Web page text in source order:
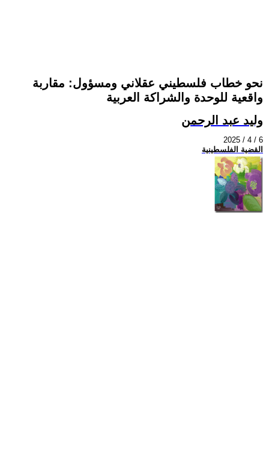
نحو خطاب فلسطيني عقلاني ومسؤول: مقاربة
واقعية للوحدة والشراكة العربية
وليد عبد الرحمن
2025 / 4 / 6
القضية الفلسطينية